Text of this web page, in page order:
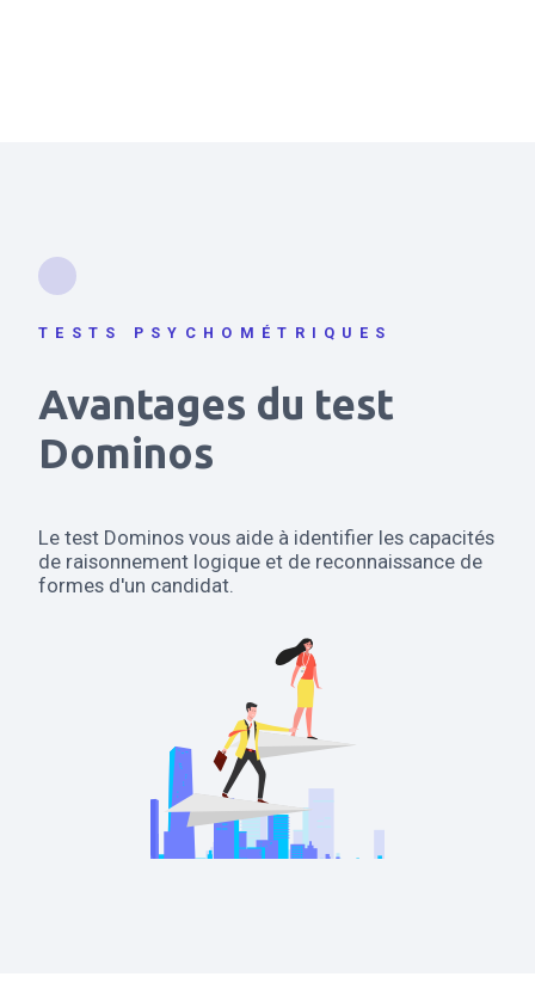
TESTS PSYCHOMÉTRIQUES
Avantages du test
Dominos
Le test Dominos vous aide à identifier les capacités
de raisonnement logique et de reconnaissance de
formes d'un candidat.